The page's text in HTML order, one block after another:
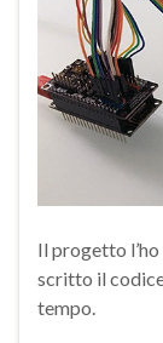
Il progetto
scritto il
tempo.